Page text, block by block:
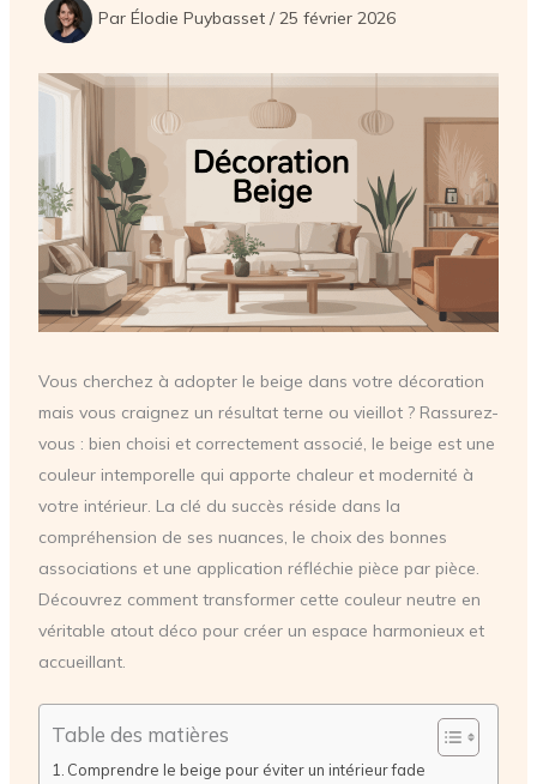
Par Élodie Puybasset /25 février 2026
Vous cherchez à adopter le beige dans votre décoration
mais vous craignez un résultat terne ou vieillot ? Rassurez-
vous : bien choisi et correctement associé, le beige est une
couleur intemporelle qui apporte chaleur et modernité à
votre intérieur. La clé du succès réside dans la
compréhension de ses nuances, le choix des bonnes
associations et une application réfléchie pièce par pièce.
Découvrez comment transformer cette couleur neutre en
véritable atout déco pour créer un espace harmonieux et
accueillant.
Table des matières
Comprendre le beige pour éviter un intérieur fade